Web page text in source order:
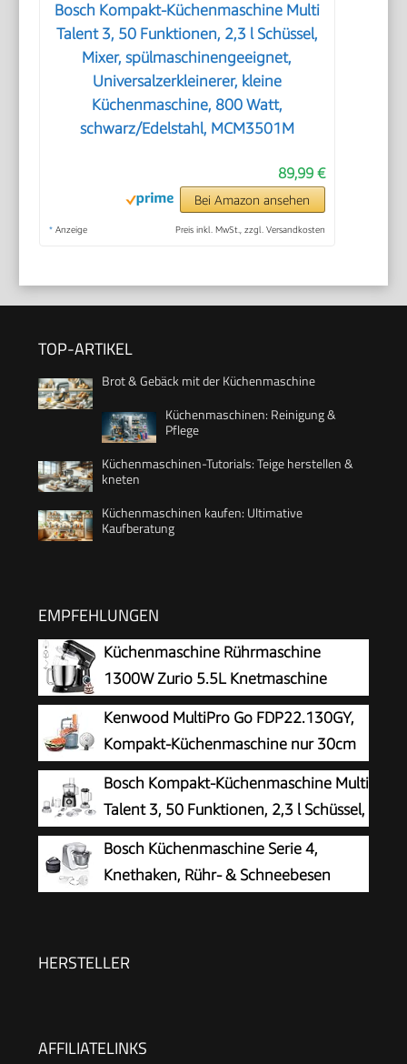
Bosch Kompakt-Küchenmaschine Multi
Talent 3, 50 Funktionen, 2,3 l Schüssel,
Mixer, spülmaschinengeeignet,
Universalzerkleinerer, kleine
Küchenmaschine, 800 Watt,
schwarz/Edelstahl, MCM3501M
89,99 €
Bei Amazon ansehen
* Anzeige Preis inkl. MwSt., zzgl. Versandkosten
TOP-ARTIKEL
Brot & Gebäck mit der Küchenmaschine
Küchenmaschinen: Reinigung &
Pflege
Küchenmaschinen-Tutorials: Teige herstellen &
kneten
Küchenmaschinen kaufen: Ultimative
Kaufberatung
EMPFEHLUNGEN
Küchenmaschine Rührmaschine
1300W Zurio 5.5L Knetmaschine
Rührmaschine 10-Gang-Roboter-
Knetmaschine mit Leiser Gärfunktion, mit
Zubehör Knethaken, Schneebesen, Schwarzer
Kneter
Kenwood MultiPro Go FDP22.130GY,
Kompakt-Küchenmaschine nur 30cm
hoch, zum Schneiden, Reiben, Pürieren
und Teig Kneten, Express-Serve, 1,3 l
Arbeitsbehälter, 650 W, Blau
Bosch Kompakt-Küchenmaschine Multi
Talent 3, 50 Funktionen, 2,3 l Schüssel,
Mixer, spülmaschinengeeignet,
Universalzerkleinerer, kleine Küchenmaschine,
800 Watt, schwarz/Edelstahl, MCM3501M
Bosch Küchenmaschine Serie 4,
Knethaken, Rühr- & Schneebesen
MUM58200
HERSTELLER
AFFILIATELINKS